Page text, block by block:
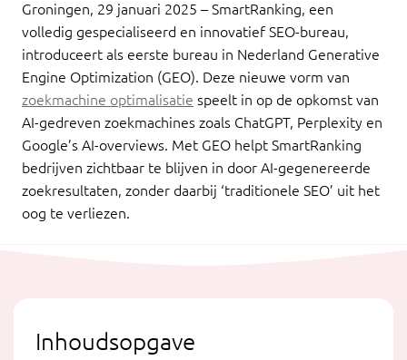
Groningen, 29 januari 2025 – SmartRanking, een
volledig gespecialiseerd en innovatief SEO-bureau,
introduceert als eerste bureau in Nederland Generative
Engine Optimization (GEO). Deze nieuwe vorm van
zoekmachine optimalisatie speelt in op de opkomst van
AI-gedreven zoekmachines zoals ChatGPT, Perplexity en
Google’s AI-overviews. Met GEO helpt SmartRanking
bedrijven zichtbaar te blijven in door AI-gegenereerde
zoekresultaten, zonder daarbij ‘traditionele SEO’ uit het
oog te verliezen.
Inhoudsopgave